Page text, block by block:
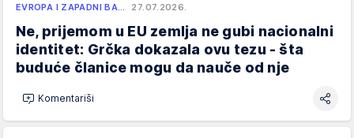
EVROPA I ZAPADNI BA… 27.07.2026.
Ne, prijemom u EU zemlja ne gubi nacionalni
identitet: Grčka dokazala ovu tezu - šta
buduće članice mogu da nauče od nje
Komentariši